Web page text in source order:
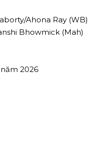
Ahona Ray (WB)
Bhowmick (Mah)
2026